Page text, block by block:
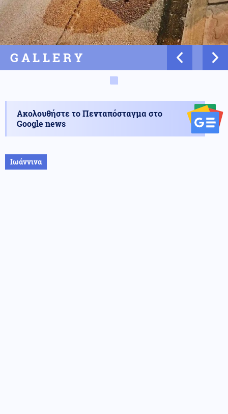
GALLERY
Ακολουθήστε το Πενταπόσταγμα στο
Google news
Ιωάννινα